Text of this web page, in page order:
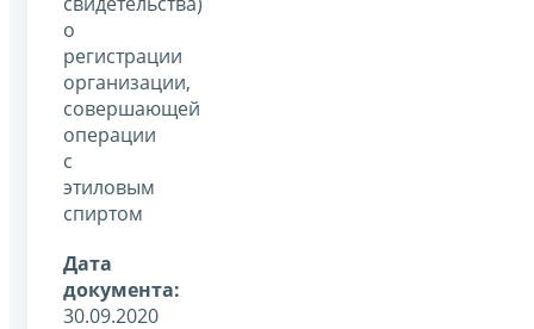
о
регистрации
организации,
совершающей
операции
с
этиловым
спиртом
Дата
документа:
30.09.2020